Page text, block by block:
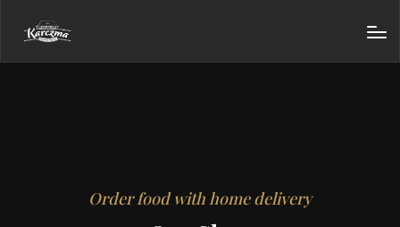
Order food with home delivery